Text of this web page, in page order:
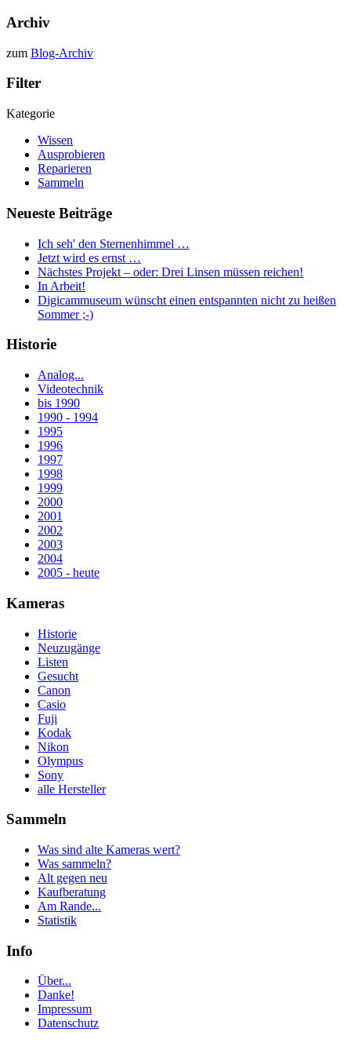
Archiv
zum Blog-Archiv
Filter
Kategorie
Wissen
Ausprobieren
Reparieren
Sammeln
Neueste Beiträge
Ich seh' den Sternenhimmel …
Jetzt wird es ernst …
Nächstes Projekt – oder: Drei Linsen müssen reichen!
In Arbeit!
Digicammuseum wünscht einen entspannten nicht zu heißen
Sommer ;-)
Historie
Analog...
Videotechnik
bis 1990
1990 - 1994
1995
1996
1997
1998
1999
2000
2001
2002
2003
2004
2005 - heute
Kameras
Historie
Neuzugänge
Listen
Gesucht
Canon
Casio
Fuji
Kodak
Nikon
Olympus
Sony
alle Hersteller
Sammeln
Was sind alte Kameras wert?
Was sammeln?
Alt gegen neu
Kaufberatung
Am Rande...
Statistik
Info
Über...
Danke!
Impressum
Datenschutz